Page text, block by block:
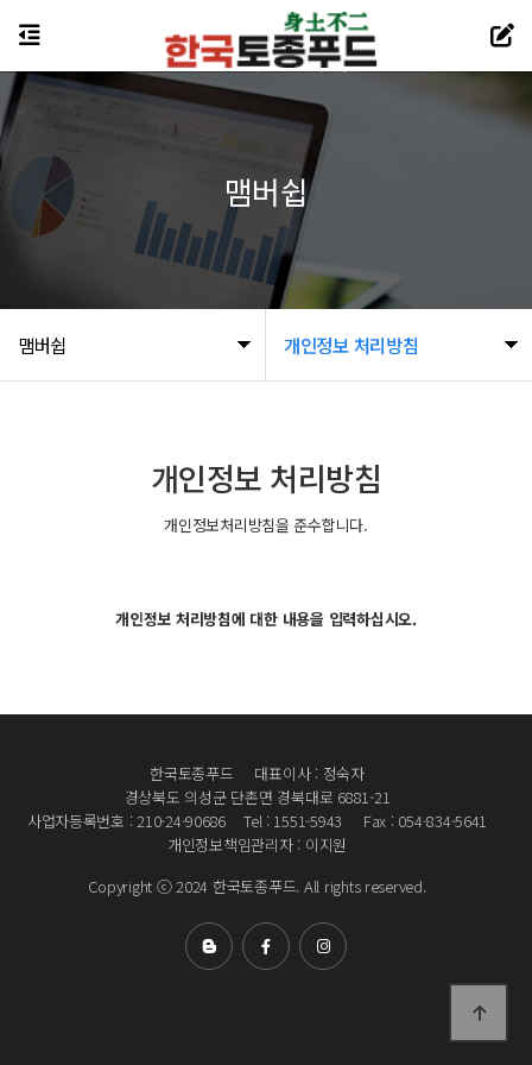
맴버쉽 개인정보 처리방침
맴버쉽
개인정보 처리방침
개인정보처리방침을 준수합니다.
개인정보 처리방침에 대한 내용을 입력하십시오.
한국토종푸드
대표이사 : 정숙자
경상북도 의성군 단촌면 경북대로 6881-21
사업자등록번호 : 210-24-90686
Tel : 1551-5943
Fax : 054-834-5641
개인정보책임관리자 : 이지원
Copyright ⓒ 2024 한국토종푸드. All rights reserved.